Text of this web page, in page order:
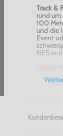
Track &
rund
100
und die
Event
NES